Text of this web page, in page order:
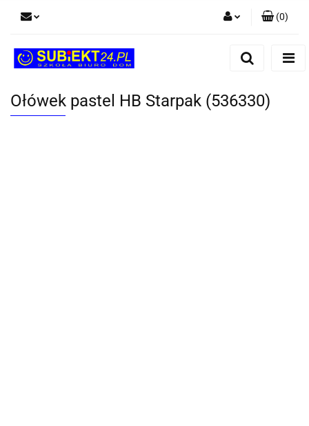
Dodaj zgłoszenie
(0)
Ołówek pastel HB Starpak (536330)